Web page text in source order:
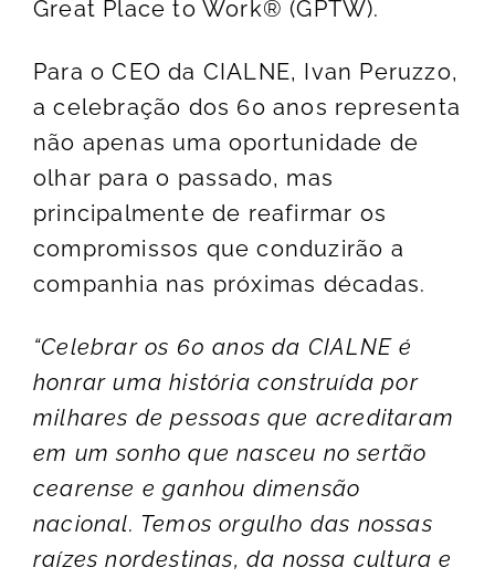
Great Place to Work® (GPTW).
Para o CEO da CIALNE, Ivan Peruzzo,
a celebração dos 60 anos representa
não apenas uma oportunidade de
olhar para o passado, mas
principalmente de reafirmar os
compromissos que conduzirão a
companhia nas próximas décadas.
“Celebrar os 60 anos da CIALNE é
honrar uma história construída por
milhares de pessoas que acreditaram
em um sonho que nasceu no sertão
cearense e ganhou dimensão
nacional. Temos orgulho das nossas
raízes nordestinas, da nossa cultura e